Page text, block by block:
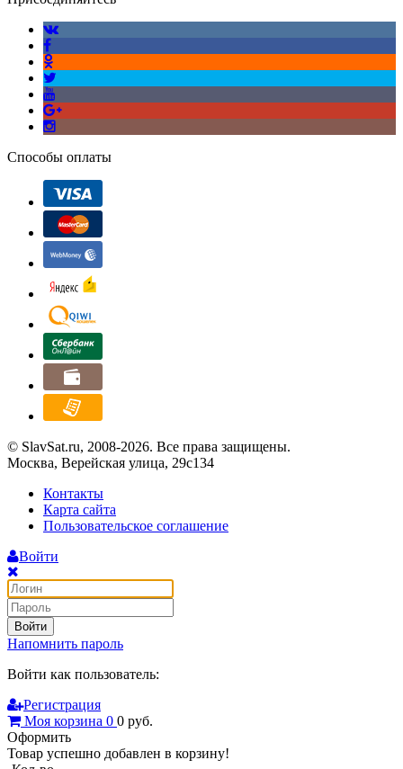
Способы оплаты
© SlavSat.ru, 2008-2026. Все права защищены.
Москва, Верейская улица, 29с134
Контакты
Карта сайта
Пользовательское соглашение
Войти
Войти
Напомнить пароль
Войти как пользователь:
Регистрация
Моя корзина 0 0 руб.
Оформить
Товар успешно добавлен в корзину!